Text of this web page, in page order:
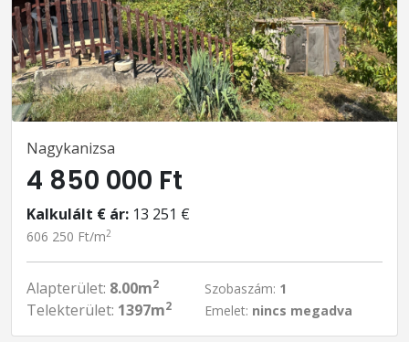
Nagykanizsa
4 850 000 Ft
Kalkulált € ár: 13 251 €
606 250 Ft/m2
Alapterület: 8.00m2
Telekterület: 1397m2
Szobaszám: 1
Emelet: nincs megadva